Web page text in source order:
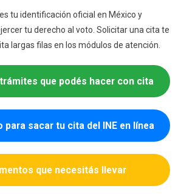
Fácil
Y
Rápido
es tu identificación oficial en México y
tu derecho al voto. Solicitar una cita te
largas filas en los módulos de atención.
que podés hacer con cita
sacar tu cita del INE en línea
que necesitás llevar